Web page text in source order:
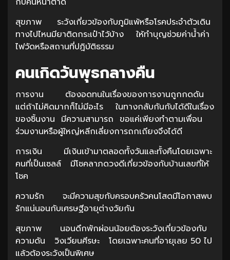
สุขภาพ ระวังเกี่ยวข้องกับภูมิแพ้หรือโรคประจำตัวเดิน
ทางไปไหนมียาติดกระเป๋าไว้บ้าง ให้ทำบุญช่วยค่าน้ำค่า
ไฟวัดหรือสถานที่ปฎิบัติธรรม
คนเกิดวันพุธกลางคืน
การงาน ต้องอดทนในเรื่องของการงานถูกกดดัน
แต่ถ้าไม่คิดมากก็ไม่มีอะไร ในทางกลับกันกับได้ดีในเรื่อง
ของชิ้นงาน มีความสามารถ ขอแค่เพียงทำตามเพื่อน
ร่วมงานหรือผู้ใหญ่หลีกเลี่ยงการถกเถียงจึงได้ดี
การเงิน มีเงินเข้ามาตลอดทั้งวันและทั้งคืนโดยเฉพาะ
คนที่เป็นเซลล์ มีโชคลาภดวงดีเกี่ยวข้องกับบ้านเลขที่ให้
โชค
ความรัก จะมีความสุขกับครอบครัวคนโสดมีโอกาสพบ
รักแน่นอนกับเศรษฐีอายุต่างวัยกัน
สุขภาพ นอนดึกพักผ่อนน้อยต้องระวังเกี่ยวข้องกับ
ความดัน วิงเวียนศีรษะ โดยเฉพาะคนที่อายุเลย 50 ไป
แล้วต้องระวังเป็นพิเศษ